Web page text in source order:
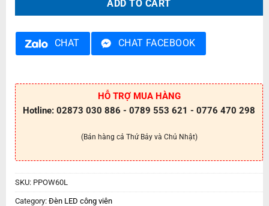
ADD TO CART
CHAT CHAT FACEBOOK
HỖ TRỢ MUA HÀNG
Hotline: 02873 030 886 - 0789 553 621 - 0776 470 298
(Bán hàng cả Thứ Bảy và Chủ Nhật)
SKU: PPOW60L
Category: Đèn LED công viên